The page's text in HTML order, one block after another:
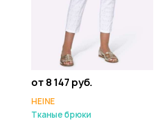
от 8 147 руб.
HEINE
Тканые брюки